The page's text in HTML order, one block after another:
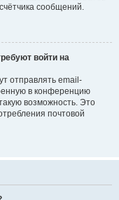
сообщений.
войти на
отправлять email-
в конференцию
возможность. Это
почтовой